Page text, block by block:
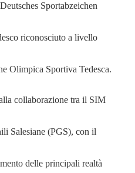
Sportabzeichen
riconosciuto a livello
Olimpica Sportiva Tedesca.
collaborazione tra il SIM
Salesiane (PGS), con il
delle principali realtà